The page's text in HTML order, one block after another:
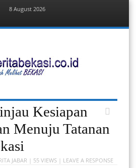
8 August 2026
Kesiapan
Menuju Tatanan
JABAR | 55 VIEWS | LEAVE A RESPONSE